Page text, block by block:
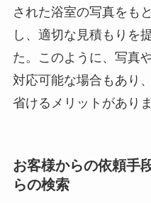
された浴室の写真をも
し、適切な見積もりを
た。このように、写真
対応可能な場合もあり
省けるメリットがありま
お客様からの依頼手
らの検索